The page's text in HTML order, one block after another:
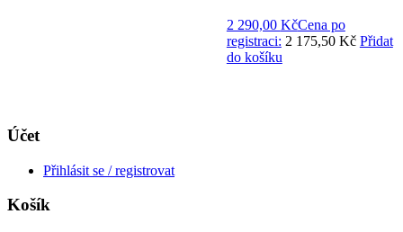
2 290,00 KčCena po
registraci: 2 175,50 Kč Přidat
do košíku
Účet
Přihlásit se / registrovat
Košík